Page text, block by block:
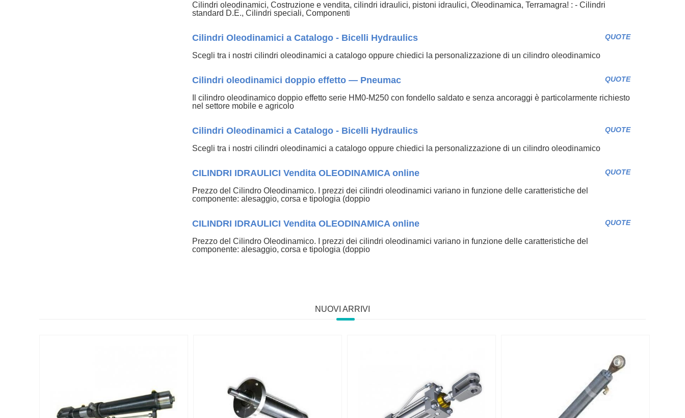
Cilindri oleodinamici, Costruzione e vendita, cilindri idraulici, pistoni idraulici, Oleodinamica, Terramagra! : - Cilindri
standard D.E., Cilindri speciali, Componenti
QUOTE
Cilindri Oleodinamici a Catalogo - Bicelli Hydraulics
Scegli tra i nostri cilindri oleodinamici a catalogo oppure chiedici la personalizzazione di un cilindro oleodinamico
QUOTE
Cilindri oleodinamici doppio effetto — Pneumac
Il cilindro oleodinamico doppio effetto serie HM0-M250 con fondello saldato e senza ancoraggi è particolarmente richiesto
nel settore mobile e agricolo
QUOTE
Cilindri Oleodinamici a Catalogo - Bicelli Hydraulics
Scegli tra i nostri cilindri oleodinamici a catalogo oppure chiedici la personalizzazione di un cilindro oleodinamico
QUOTE
CILINDRI IDRAULICI Vendita OLEODINAMICA online
Prezzo del Cilindro Oleodinamico. I prezzi dei cilindri oleodinamici variano in funzione delle caratteristiche del
componente: alesaggio, corsa e tipologia (doppio
QUOTE
CILINDRI IDRAULICI Vendita OLEODINAMICA online
Prezzo del Cilindro Oleodinamico. I prezzi dei cilindri oleodinamici variano in funzione delle caratteristiche del
componente: alesaggio, corsa e tipologia (doppio
NUOVI ARRIVI